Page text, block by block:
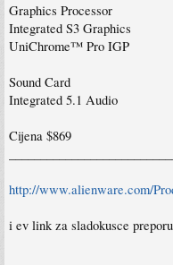
Graphics Processor
Integrated S3 Graphics
UniChrome™ Pro IGP
Sound Card
Integrated 5.1 Audio
Cijena $869
http://www.alienware.com/
i ev link za sladokusce